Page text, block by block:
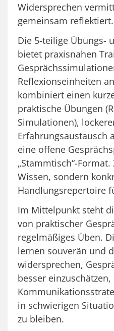
Widersprechen
gemeinsam reflektiert.
Die 5-teilige Übungs-
bietet praxisnahen
Reflexionseinheiten
kombiniert einen
praktische Übungen
Simulationen),
Erfahrungsaustausch
eine offene
„Stammtisch“-
Wissen, sondern
Handlungsrepertoire
Im Mittelpunkt steht
von praktischer
regelmäßiges Üben.
lernen souverän und
widersprechen,
besser
in schwierigen
zu bleiben.